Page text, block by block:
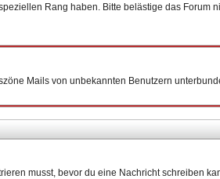
Rang haben. Bitte belästige das Forum
Mails von unbekannten Benutzern
musst, bevor du eine Nachricht schreiben